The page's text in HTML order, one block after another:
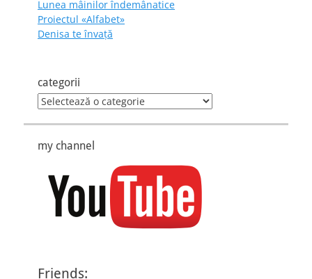
Lunea mâinilor îndemânatice
Proiectul «Alfabet»
Denisa te învaţă
categorii
categorii
my channel
Friends: